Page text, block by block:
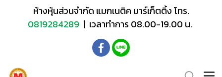
ห้างหุ้นส่วนจำกัด แมกเนติค มาร์เก็ตติ้ง โทร.
0819284289 | เวลาทำการ 08.00-19.00 น.